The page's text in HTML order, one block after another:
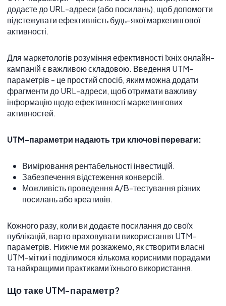
3. Розрахунок рентабельності інвестицій
ROAS / ROMI
4. Сегментування аудиторії
Практичне застосування UTM-міток
UTM-мітки Meta Ads
UTM-мітки Tik Tok
UTM-мітки Twitter (X)
UTM-мітки Google
UTM-мітки для офлайн івентів.
UTM-мітки PDF
UTM-мітки Sales Manager
UTM-мітки Mail
UTM-мітки PR
UTM-мітки WhatsApp
UTM-мітки Telegram
додаєте до URL-адреси (або посилань), щоб допомогти
відстежувати ефективність будь-якої маркетингової
активності.
Для маркетологів розуміння ефективності їхніх онлайн-
кампаній є важливою складовою. Введення UTM-
параметрів - це простий спосіб, яким можна додати
фрагменти до URL-адреси, щоб отримати важливу
інформацію щодо ефективності маркетингових
активностей.
UTM-параметри надають три ключові переваги:
Вимірювання рентабельності інвестицій.
Забезпечення відстеження конверсій.
Можливість проведення A/B-тестування різних
посилань або креативів.
Кожного разу, коли ви додаєте посилання до своїх
публікацій, варто враховувати використання UTM-
параметрів. Нижче ми розкажемо, як створити власні
UTM-мітки і поділимося кількома корисними порадами
та найкращими практиками їхнього використання.
Що таке UTM-параметр?